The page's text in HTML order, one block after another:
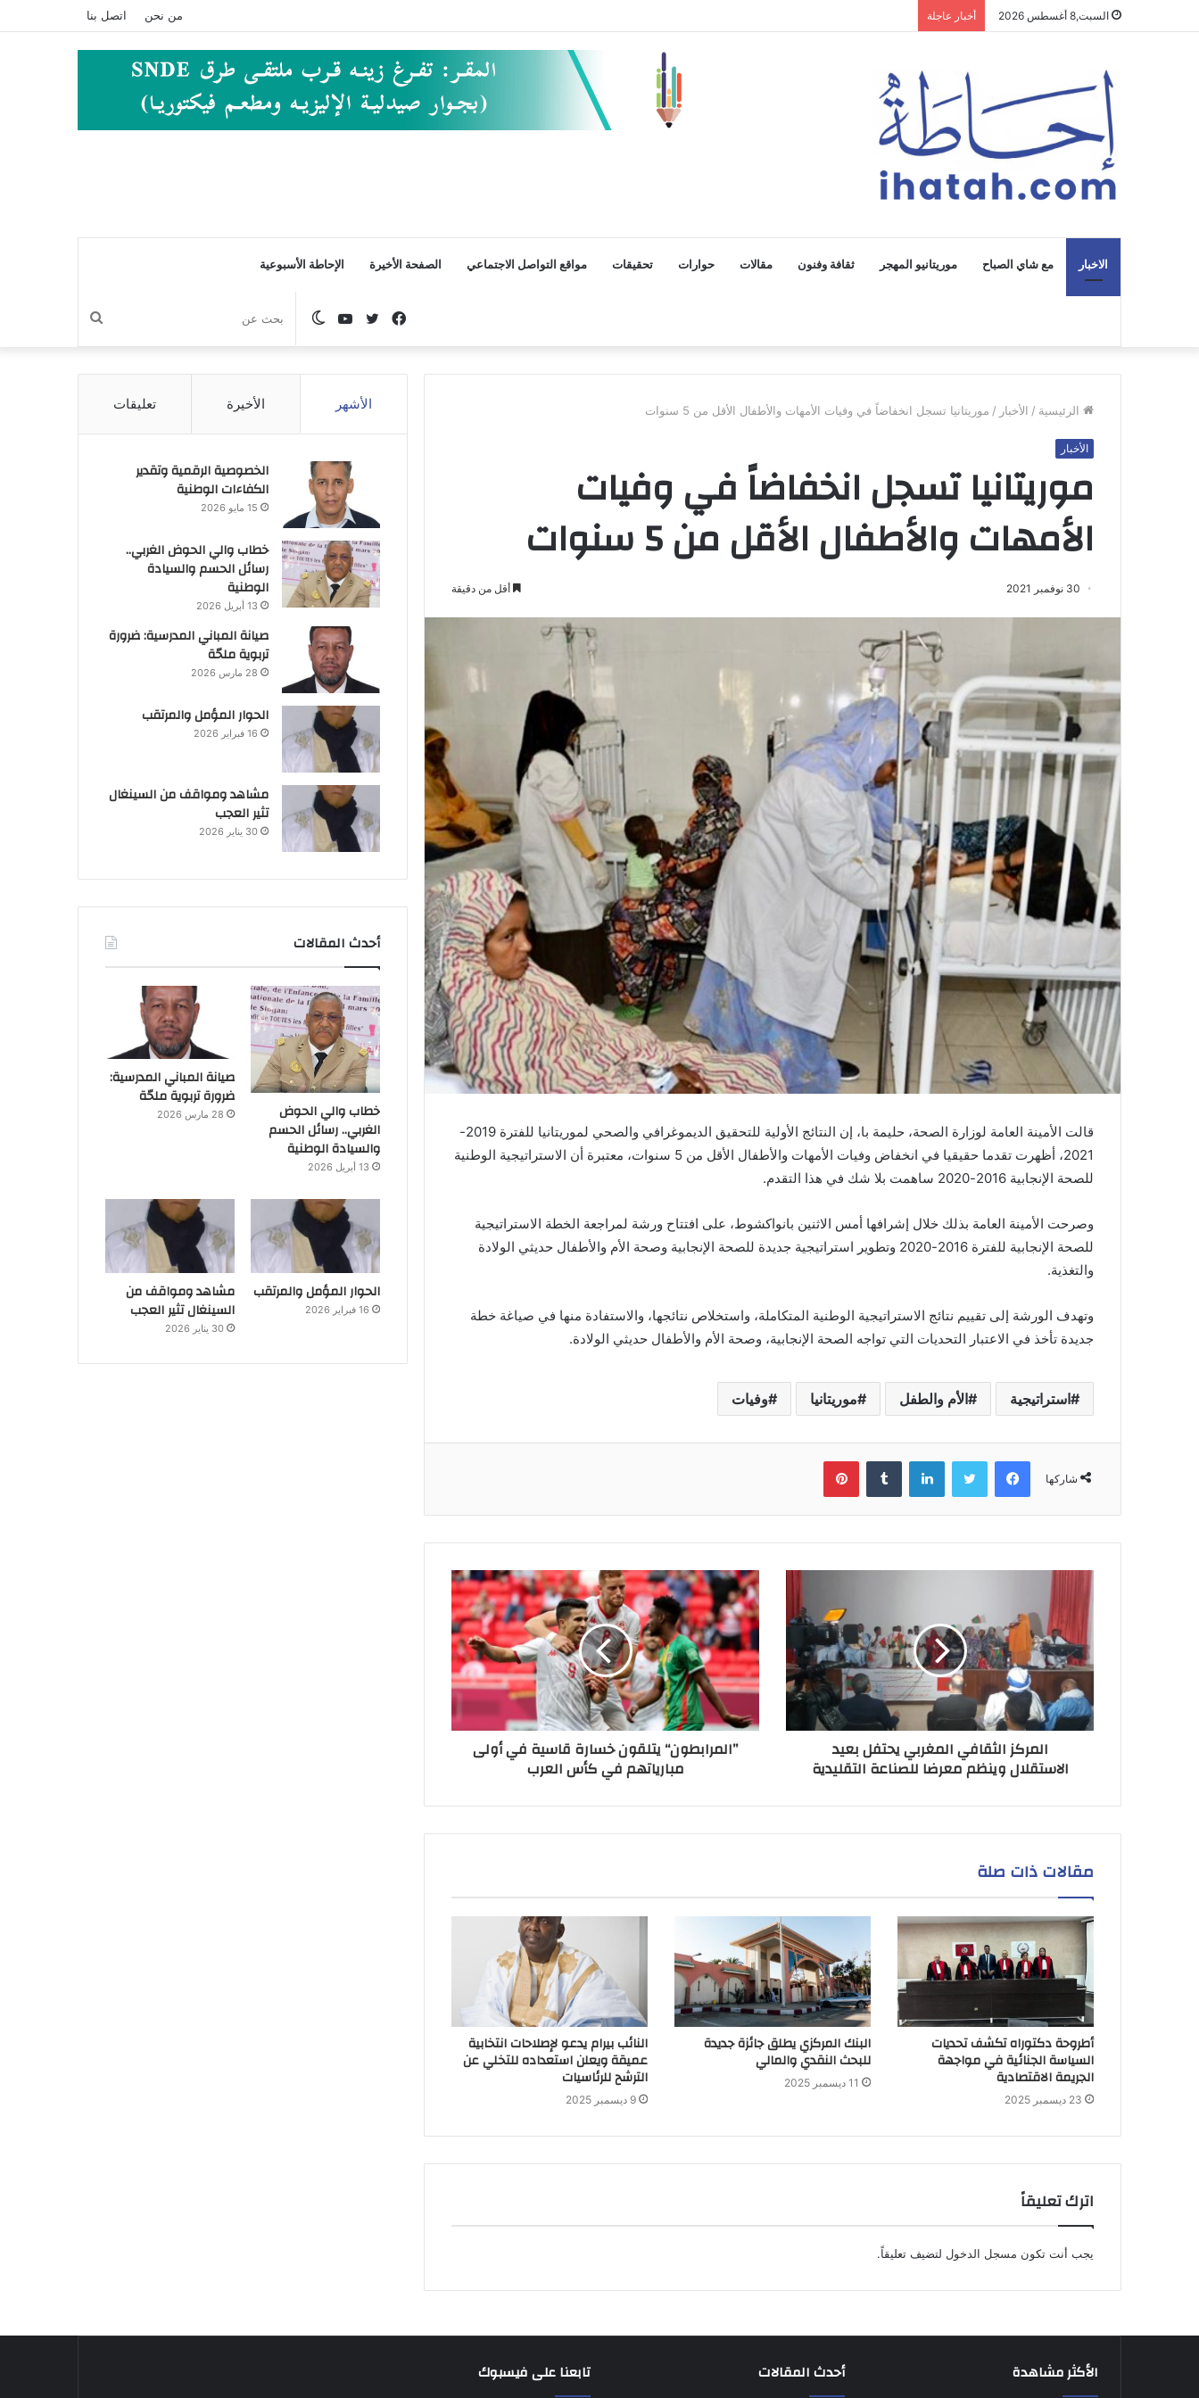
السبت,8 أغسطس 2026 أخبار عاجلة من نحن اتصل بنا
الاخبار مع شاي الصباح موريتانيو المهجر ثقافة وفنون مقالات حوارات تحقيقات مواقع التواصل الاجتماعي الصفحة الأخيرة الإحاطة الأسبوعية
بحث
عن
الوضع
المظلم
يوتيوبتويتر
فيسبوك
الرئيسية / الأخبار / موريتانيا تسجل انخفاضاً في وفيات الأمهات والأطفال الأقل من 5 سنوات
الأخبار
موريتانيا تسجل انخفاضاً في وفيات
الأمهات والأطفال الأقل من 5 سنوات
30 نوفمبر 2021 أقل من دقيقة
قالت الأمينة العامة لوزارة الصحة، حليمة با، إن النتائج الأولية للتحقيق الديموغرافي والصحي لموريتانيا للفترة 2019-
2021، أظهرت تقدما حقيقيا في انخفاض وفيات الأمهات والأطفال الأقل من 5 سنوات، معتبرة أن الاستراتيجية الوطنية
للصحة الإنجابية 2016-2020 ساهمت بلا شك في هذا التقدم.
وصرحت الأمينة العامة بذلك خلال إشرافها أمس الاثنين بانواكشوط، على افتتاح ورشة لمراجعة الخطة الاستراتيجية
للصحة الإنجابية للفترة 2016-2020 وتطوير استراتيجية جديدة للصحة الإنجابية وصحة الأم والأطفال حديثي الولادة
والتغذية.
وتهدف الورشة إلى تقييم نتائج الاستراتيجية الوطنية المتكاملة، واستخلاص نتائجها، والاستفادة منها في صياغة خطة
جديدة تأخذ في الاعتبار التحديات التي تواجه الصحة الإنجابية، وصحة الأم والأطفال حديثي الولادة.
استراتيجية الأم والطفل موريتانيا وفيات
شاركها
فيسبوك تويتر لينكدإن بينتيريست
المركز الثقافي المغربي يحتفل بعيد
الاستقلال وينظم معرضا للصناعة التقليدية
”المرابطون“ يتلقون خسارة قاسية في أولى
مبارياتهم في كأس العرب
مقالات ذات صلة
أطروحة دكتوراه تكشف تحديات
السياسة الجنائية في مواجهة
الجريمة الاقتصادية
23 ديسمبر 2025
البنك المركزي يطلق جائزة جديدة
للبحث النقدي والمالي
11 ديسمبر 2025
النائب بيرام يدعو لإصلاحات انتخابية
عميقة ويعلن استعداده للتخلي عن
الترشح للرئاسيات
9 ديسمبر 2025
اترك تعليقاً
يجب أنت تكون مسجل الدخول لتضيف تعليقاً.
الأشهر الأخيرة تعليقات
الخصوصية الرقمية وتقدير
الكفاءات الوطنية
15 مايو 2026
خطاب والي الحوض الغربي..
رسائل الحسم والسيادة
الوطنية
13 أبريل 2026
صيانة المباني المدرسية: ضرورة
تربوية ملحّة
28 مارس 2026
الحوار المؤمل والمرتقب
16 فبراير 2026
مشاهد ومواقف من السينغال
تثير العجب
30 يناير 2026
أحدث المقالات
خطاب والي الحوض
الغربي.. رسائل الحسم
والسيادة الوطنية
13 أبريل 2026
صيانة المباني المدرسية:
ضرورة تربوية ملحّة
28 مارس 2026
الحوار المؤمل والمرتقب
16 فبراير 2026
مشاهد ومواقف من
السينغال تثير العجب
30 يناير 2026
الأكثر مشاهدة أحدث المقالات تابعنا على فيسبوك